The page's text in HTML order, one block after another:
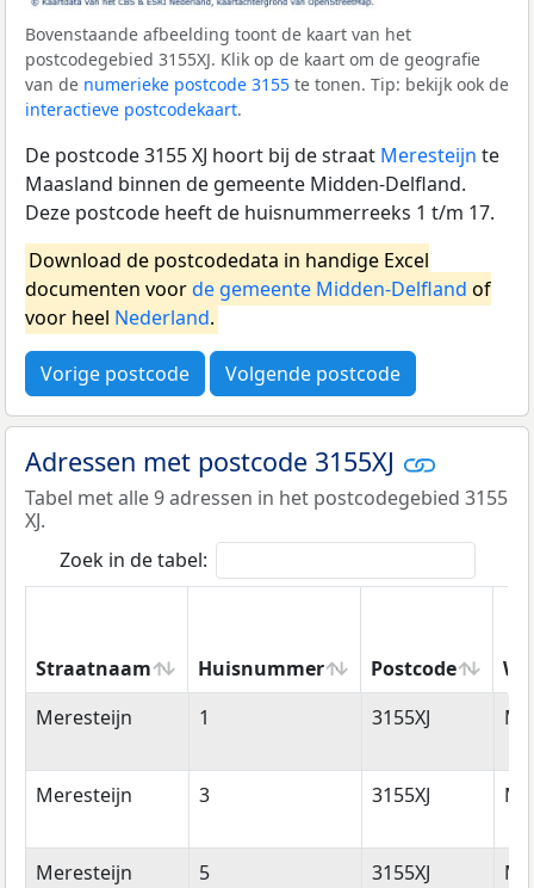
Bovenstaande afbeelding toont de kaart van het
postcodegebied 3155XJ. Klik op de kaart om de geografie
van de numerieke postcode 3155 te tonen. Tip: bekijk ook de
interactieve postcodekaart.
De postcode 3155 XJ hoort bij de straat Meresteijn te
Maasland binnen de gemeente Midden-Delfland.
Deze postcode heeft de huisnummerreeks 1 t/m 17.
Download de postcodedata in handige Excel
documenten voorde gemeente Midden-Delfland of
voor heel Nederland.
Vorige postcode Volgende postcode
Adressen met postcode 3155XJ
Tabel met alle 9 adressen in het postcodegebied 3155
XJ.
Zoek in de tabel:
Straatnaam Huisnummer Postcode
Straatnaam
Huisnummer Postcode
Meresteijn 1 3155XJ
Meresteijn 3 3155XJ
Meresteijn 5 3155XJ